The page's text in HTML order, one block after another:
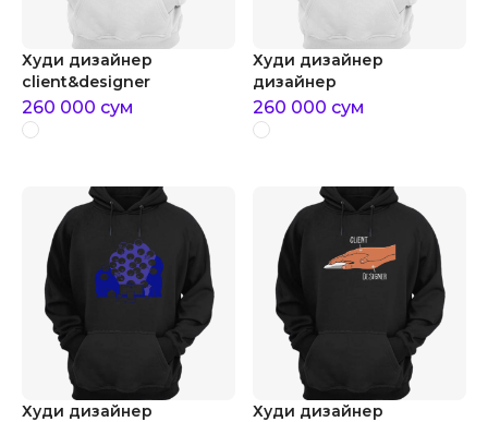
Худи дизайнер
client&designer
260 000 сум
Худи дизайнер
дизайнер
260 000 сум
Худи дизайнер
Худи дизайнер